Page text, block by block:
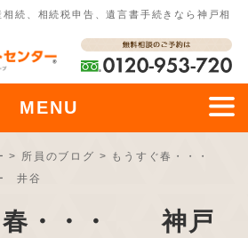
続、相続税申告、遺言書手続きなら神戸相
MENU
> 所員のブログ > もうすぐ春・・・
井谷
春・・・ 神戸